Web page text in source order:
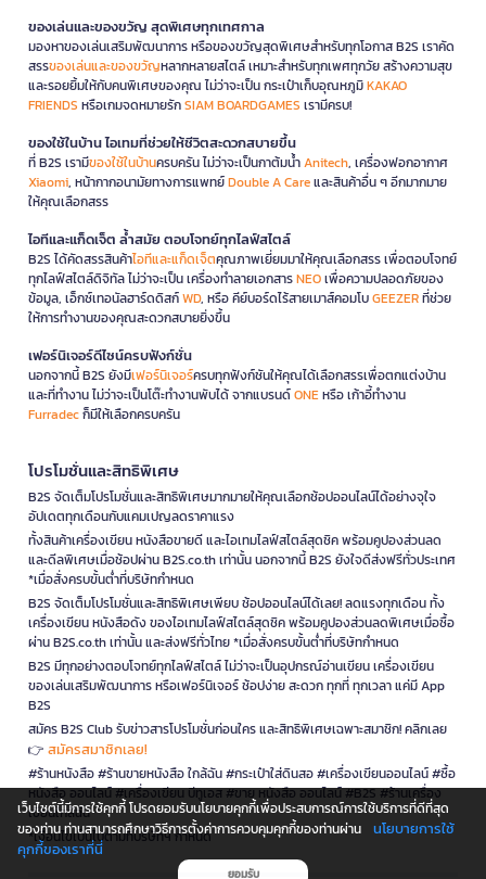
ของเล่นและของขวัญ สุดพิเศษทุกเทศกาล
มองหาของเล่นเสริมพัฒนาการ หรือของขวัญสุดพิเศษสำหรับทุกโอกาส B2S เราคัด
สรรของเล่นและของขวัญหลากหลายสไตล์ เหมาะสำหรับทุกเพศทุกวัย สร้างความสุข
และรอยยิ้มให้กับคนพิเศษของคุณ ไม่ว่าจะเป็น กระเป๋าเก็บอุณหภูมิKAKAO
FRIENDS หรือเกมจดหมายรักSIAM BOARDGAMES เรามีครบ!
ของใช้ในบ้าน ไอเทมที่ช่วยให้ชีวิตสะดวกสบายขึ้น
ที่ B2S เรามีของใช้ในบ้านครบครัน ไม่ว่าจะเป็นกาต้มน้ำAnitech, เครื่องฟอกอากาศ
Xiaomi, หน้ากากอนามัยทางการแพทย์Double A Careและสินค้าอื่น ๆ อีกมากมาย
ให้คุณเลือกสรร
ไอทีและแก็ดเจ็ต ล้ำสมัย ตอบโจทย์ทุกไลฟ์สไตล์
B2S ได้คัดสรรสินค้าไอทีและแก็ดเจ็ตคุณภาพเยี่ยมมาให้คุณเลือกสรร เพื่อตอบโจทย์
ทุกไลฟ์สไตล์ดิจิทัล ไม่ว่าจะเป็น เครื่องทำลายเอกสารNEOเพื่อความปลอดภัยของ
ข้อมูล, เอ็กซ์เทอนัลฮาร์ดดิสก์WD, หรือ คีย์บอร์ดไร้สายเมาส์คอมโบGEEZERที่ช่วย
ให้การทำงานของคุณสะดวกสบายยิ่งขึ้น
เฟอร์นิเจอร์ดีไซน์ครบฟังก์ชั่น
นอกจากนี้ B2S ยังมีเฟอร์นิเจอร์ครบทุกฟังก์ชันให้คุณได้เลือกสรรเพื่อตกแต่งบ้าน
และที่ทำงาน ไม่ว่าจะเป็นโต๊ะทำงานพับได้ จากแบรนด์ONEหรือ เก้าอี้ทำงาน
Furradecก็มีให้เลือกครบครัน
โปรโมชั่นและสิทธิพิเศษ
B2S จัดเต็มโปรโมชั่นและสิทธิพิเศษมากมายให้คุณเลือกช้อปออนไลน์ได้อย่างจุใจ
อัปเดตทุกเดือนกับแคมเปญลดราคาแรง
ทั้งสินค้าเครื่องเขียน หนังสือขายดี และไอเทมไลฟ์สไตล์สุดชิค พร้อมคูปองส่วนลด
และดีลพิเศษเมื่อช้อปผ่าน B2S.co.th เท่านั้น นอกจากนี้ B2S ยังใจดีส่งฟรีทั่วประเทศ
*เมื่อสั่งครบขั้นต่ำที่บริษัทกำหนด
B2S จัดเต็มโปรโมชั่นและสิทธิพิเศษเพียบ ช้อปออนไลน์ได้เลย! ลดแรงทุกเดือน ทั้ง
เครื่องเขียน หนังสือดัง ของไอเทมไลฟ์สไตล์สุดชิค พร้อมคูปองส่วนลดพิเศษเมื่อซื้อ
ผ่าน B2S.co.th เท่านั้น และส่งฟรีทั่วไทย *เมื่อสั่งครบขั้นต่ำที่บริษัทกำหนด
B2S มีทุกอย่างตอบโจทย์ทุกไลฟ์สไตล์ ไม่ว่าจะเป็นอุปกรณ์อ่านเขียน เครื่องเขียน
ของเล่นเสริมพัฒนาการ หรือเฟอร์นิเจอร์ ช้อปง่าย สะดวก ทุกที่ ทุกเวลา แค่มี App
B2S
สมัคร B2S Club รับข่าวสารโปรโมชั่นก่อนใคร และสิทธิพิเศษเฉพาะสมาชิก! คลิกเลย
👉 สมัครสมาชิกเลย!
#ร้านหนังสือ #ร้านขายหนังสือ ใกล้ฉัน #กระเป๋าใส่ดินสอ #เครื่องเขียนออนไลน์ #ซื้อ
หนังสือ ออนไลน์ #เครื่องเขียน บีทูเอส #ขาย หนังสือ ออนไลน์ #B2S #ร้านเครื่อง
เขียนใกล้ฉัน
*เงื่อนไขเป็นไปตามที่บริษัทฯ กำหนด
เว็บไซต์นี้มีการใช้คุกกี้ โปรดยอมรับนโยบายคุกกี้เพื่อประสบการณ์การใช้บริการที่ดีที่สุด
ของท่าน ท่านสามารถศึกษาวิธีการตั้งค่าการควบคุมคุกกี้ของท่านผ่าน
นโยบายการใช้
คุกกี้ของเราที่นี่
ยอมรับ